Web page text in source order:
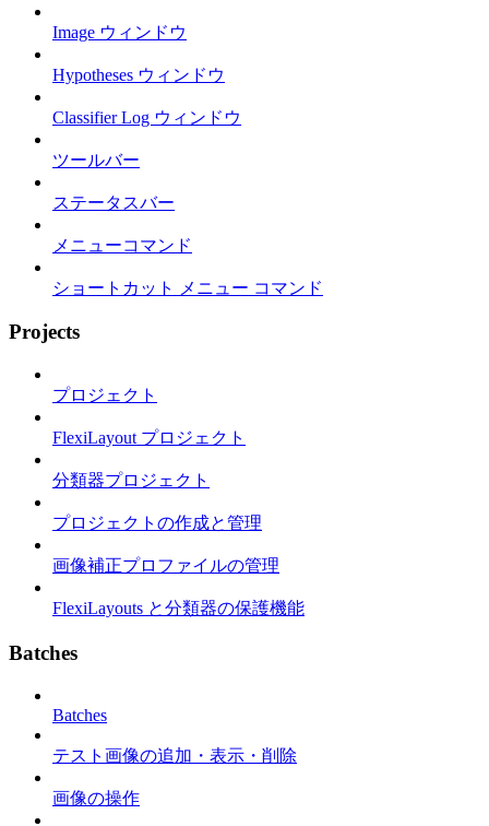
Image ウィンドウ
Hypotheses ウィンドウ
Classifier Log ウィンドウ
ツールバー
ステータスバー
メニューコマンド
ショートカット メニュー コマンド
Projects
プロジェクト
FlexiLayout プロジェクト
分類器プロジェクト
プロジェクトの作成と管理
画像補正プロファイルの管理
FlexiLayouts と分類器の保護機能
Batches
Batches
テスト画像の追加・表示・削除
画像の操作